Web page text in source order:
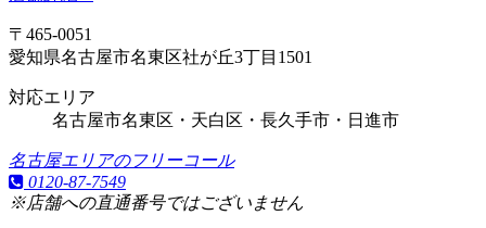
〒465-0051
愛知県名古屋市名東区社が丘3丁目1501
対応エリア
名古屋市名東区・天白区・長久手市・日進市
名古屋エリアのフリーコール
0120-87-7549
※店舗への直通番号ではございません